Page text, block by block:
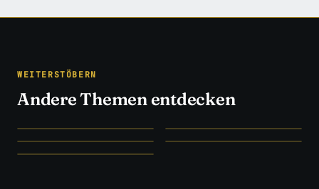
WEITERSTÖBERN
Andere Themen entdecken
SZENE UNFILTERED
Szene →
STUDIEN STATT HYPE
Ernährung
Supplements → Medizin →
Deals →